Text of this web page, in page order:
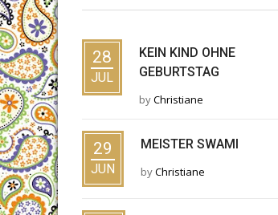
28
JUL
KEIN KIND OHNE
GEBURTSTAG
byChristiane
29
JUN
MEISTER SWAMI
byChristiane